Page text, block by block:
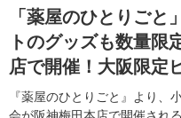
ゲーム
イベント
海外イベント
俳優・タレント
ビジネス
アニメ
書評
ゲーム
動画
アニメ
アニメ！アニメ！TV
連載・コラム
「薬屋のひとりごと
トのグッズも数量限
店で開催！大阪限定
『薬屋のひとりごと』より、